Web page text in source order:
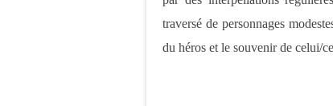
traversé de personnages
du héros et le souvenir de celui/